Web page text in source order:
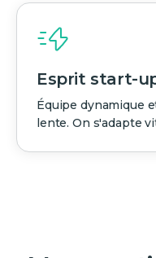
Esprit start-
Équipe dynamique
lente. On s'adapte